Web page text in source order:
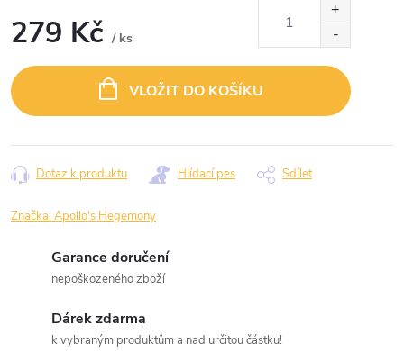
279 Kč / ks
cena:
VLOŽIT DO KOŠÍKU
Dotaz k produktu Hlídací pes Sdílet
Značka:Apollo's Hegemony
Garance doručení
nepoškozeného zboží
Dárek zdarma
k vybraným produktům a nad určitou částku!